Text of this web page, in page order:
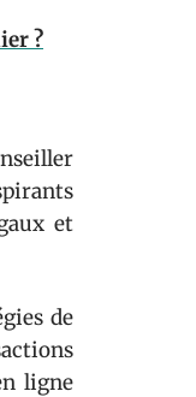
?
et
de
ligne